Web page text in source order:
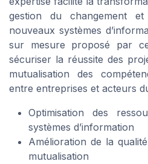
gestion du changement
nouveaux systèmes
sur mesure proposé par
sécuriser la réussite des
mutualisation des
entre entreprises et acteurs
Optimisation des
systèmes d’information
Amélioration de la
mutualisation